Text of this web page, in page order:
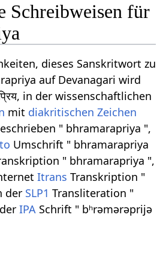
Schreibweisen für
dieses Sanskritwort zu
auf Devanagari wird
in der wissenschaftlichen
mit diakritischen Zeichen
" bhramarapriya ",
Umschrift " bhramarapriya
" bhramarapriya ",
Itrans Transkription "
der SLP1 Transliteration "
IPA Schrift " bʰrəmərəprijə